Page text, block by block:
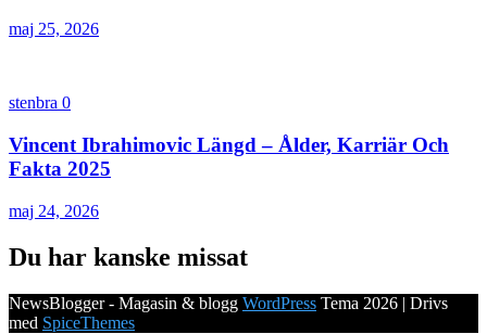
maj 25, 2026
stenbra 0
Vincent Ibrahimovic Längd – Ålder, Karriär Och
Fakta 2025
maj 24, 2026
Du har kanske missat
NewsBlogger - Magasin & blogg WordPress Tema 2026 | Drivs
med SpiceThemes